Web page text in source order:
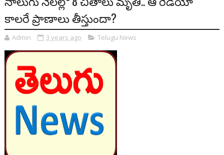
కాలరే ప్రాణాలు తీస్తుందా?
Admin 3 years ago Telugu News